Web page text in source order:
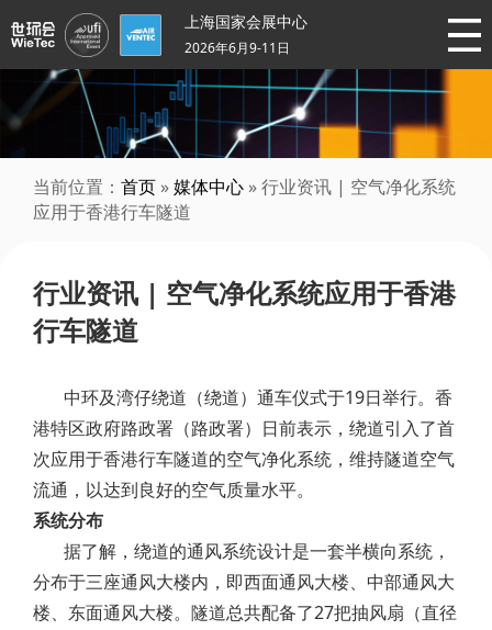
上海国家会展中心
2026年6月9-11日
当前位置： 首页 »媒体中心 » 行业资讯 | 空气净化系统
应用于香港行车隧道
行业资讯 | 空气净化系统应用于香港
行车隧道
中环及湾仔绕道（绕道）通车仪式于19日举行。香
港特区政府路政署（路政署）日前表示，绕道引入了首
次应用于香港行车隧道的空气净化系统，维持隧道空气
流通，以达到良好的空气质量水平。
系统分布
据了解，绕道的通风系统设计是一套半横向系统，
分布于三座通风大楼内，即西面通风大楼、中部通风大
楼、东面通风大楼。隧道总共配备了27把抽风扇（直径